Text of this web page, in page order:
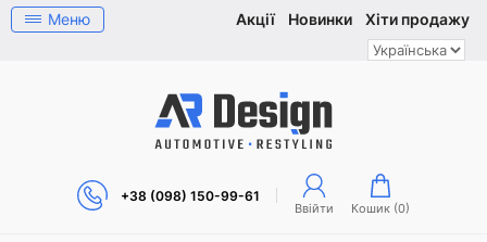
Меню Акції Новинки Хіти продажу
+38 (098) 150-99-61
Ввійти Кошик (0)